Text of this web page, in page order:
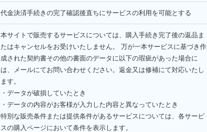
代金決済手続きの完了確認後直ちにサービスの利用を可能とする
本サイトで販売するサービスについては、購入手続き完了後の返品ま
たはキャンセルをお受けいたしません。 万が一本サービスに基づき作
成された契約書その他の書面のデータに以下の瑕疵があった場合に
は、メールにてお問い合わせください。返金又は修補にて対応いたし
ます。
・データが破損していたとき
・データの内容がお客様が入力した内容と異なっていたとき
特別な販売条件または提供条件があるサービスについては、各サービ
スの購入ページにおいて条件を表示します。